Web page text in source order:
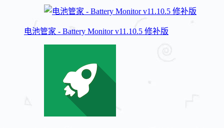
电池管家 - Battery Monitor v11.10.5 修补版